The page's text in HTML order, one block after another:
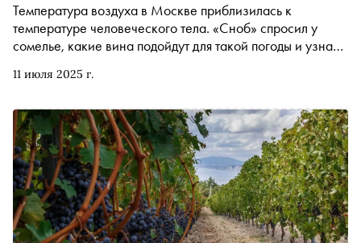
11 июля 2025 г.
Температура воздуха в Москве приблизилась к
температуре человеческого тела. «Сноб» спросил у
сомелье, какие вина подойдут для такой погоды и узнал,
другими закусками для посиделок на открытом воздухе